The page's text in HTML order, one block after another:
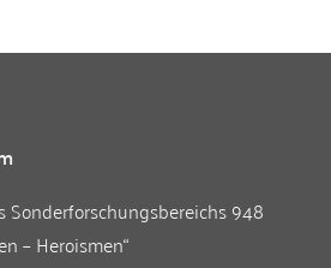
Sonderforschungsbereichs 948
– Heroismen“